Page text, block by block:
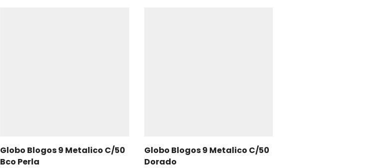
Globo Blogos 9 Metalico C/50
Bco Perla
Globo Blogos 9 Metalico C/50
Dorado